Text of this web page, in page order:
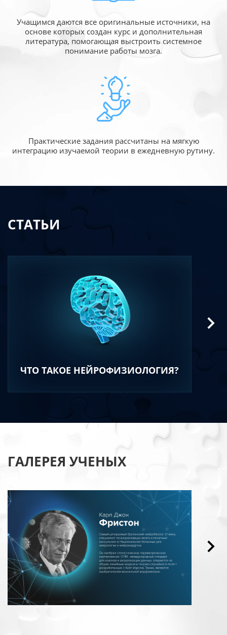
Учащимся даются все оригинальные источники, на
основе которых создан курс и дополнительная
литература, помогающая выстроить системное
понимание работы мозга.
Практические задания рассчитаны на мягкую
интеграцию изучаемой теории в ежедневную рутину.
СТАТЬИ
ЧТО ТАКОЕ НЕЙРОФИЗИОЛОГИЯ?
ГАЛЕРЕЯ УЧЕНЫХ